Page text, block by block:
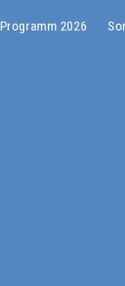
Programm 2026